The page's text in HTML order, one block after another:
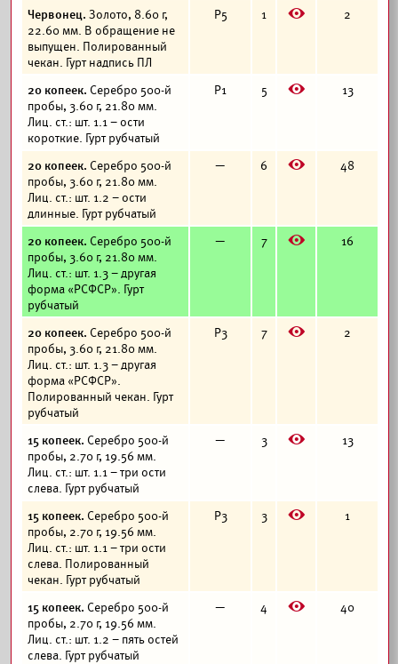
Червонец. Золото, 8.60 г,
22.60 мм. В обращение не
выпущен. Полированный
чекан. Гурт надпись ПЛ
Р5 1 E 2
20 копеек. Серебро 500-й
пробы, 3.60 г, 21.80 мм.
Лиц. ст.: шт. 1.1 – ости
короткие. Гурт рубчатый
Р1 5 E 13
20 копеек. Серебро 500-й
пробы, 3.60 г, 21.80 мм.
Лиц. ст.: шт. 1.2 – ости
длинные. Гурт рубчатый
— 6 E 48
20 копеек. Серебро 500-й
пробы, 3.60 г, 21.80 мм.
Лиц. ст.: шт. 1.3 – другая
форма «РСФСР». Гурт
рубчатый
— 7 E 16
20 копеек. Серебро 500-й
пробы, 3.60 г, 21.80 мм.
Лиц. ст.: шт. 1.3 – другая
форма «РСФСР».
Полированный чекан. Гурт
рубчатый
Р3 7 E 2
15 копеек. Серебро 500-й
пробы, 2.70 г, 19.56 мм.
Лиц. ст.: шт. 1.1 – три ости
слева. Гурт рубчатый
— 3 E 13
15 копеек. Серебро 500-й
пробы, 2.70 г, 19.56 мм.
Лиц. ст.: шт. 1.1 – три ости
слева. Полированный
чекан. Гурт рубчатый
Р3 3 E 1
15 копеек. Серебро 500-й
пробы, 2.70 г, 19.56 мм.
Лиц. ст.: шт. 1.2 – пять остей
слева. Гурт рубчатый
— 4 E 40